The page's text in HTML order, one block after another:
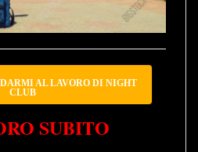
AL LAVORO DI NIGHT
CLUB
SUBITO